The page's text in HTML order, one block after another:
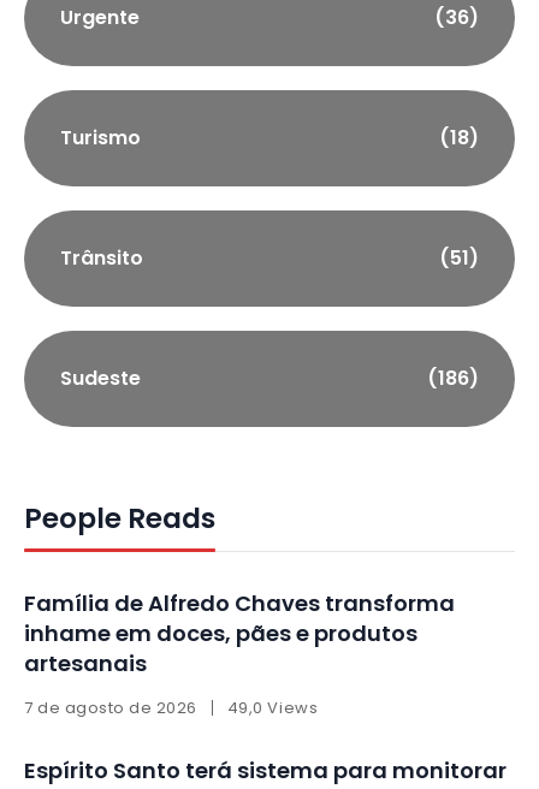
Urgente (36)
Turismo (18)
Trânsito (51)
Sudeste (186)
People Reads
Família de Alfredo Chaves transforma
inhame em doces, pães e produtos
artesanais
7 de agosto de 2026 49,0 Views
Espírito Santo terá sistema para monitorar